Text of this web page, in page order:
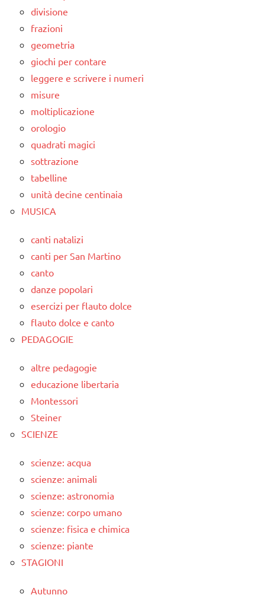
divisione
frazioni
geometria
giochi per contare
leggere e scrivere i numeri
misure
moltiplicazione
orologio
quadrati magici
sottrazione
tabelline
unità decine centinaia
MUSICA
canti natalizi
canti per San Martino
canto
danze popolari
esercizi per flauto dolce
flauto dolce e canto
PEDAGOGIE
altre pedagogie
educazione libertaria
Montessori
Steiner
SCIENZE
scienze: acqua
scienze: animali
scienze: astronomia
scienze: corpo umano
scienze: fisica e chimica
scienze: piante
STAGIONI
Autunno